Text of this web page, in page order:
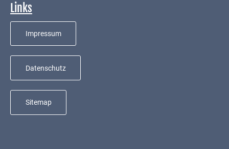
Wasser-
und
Abwasser
Defibrillatoren
Katastrophenschutz
Links
Impressum
Datenschutz
Sitemap